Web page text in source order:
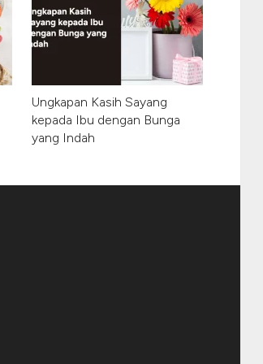
Ungkapan Kasih Sayang
kepada Ibu dengan Bunga
yang Indah